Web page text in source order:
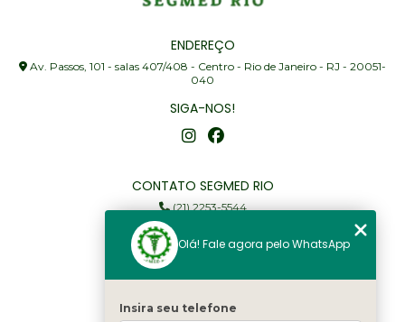
ENDEREÇO
Av. Passos, 101 - salas 407/408 - Centro - Rio de Janeiro - RJ - 20051-
040
SIGA-NOS!
CONTATO SEGMED RIO
(21) 2253-5544
(21) 97905-3352
segmed@segmedrio.com.br
Olá! Fale agora pelo WhatsApp
Insira seu telefone